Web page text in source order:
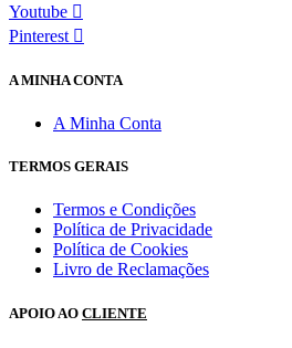
Youtube
Pinterest
A MINHA CONTA
A Minha Conta
TERMOS GERAIS
Termos e Condições
Política de Privacidade
Política de Cookies
Livro de Reclamações
APOIO AO CLIENTE